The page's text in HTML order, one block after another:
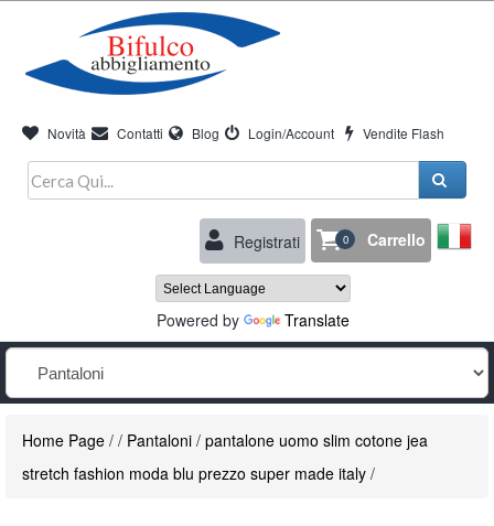
Novità Contatti Blog Login/Account Vendite Flash
Registrati 0 Carrello
Powered by Translate
Home Page / / Pantaloni / pantalone uomo slim cotone jea
stretch fashion moda blu prezzo super made italy /